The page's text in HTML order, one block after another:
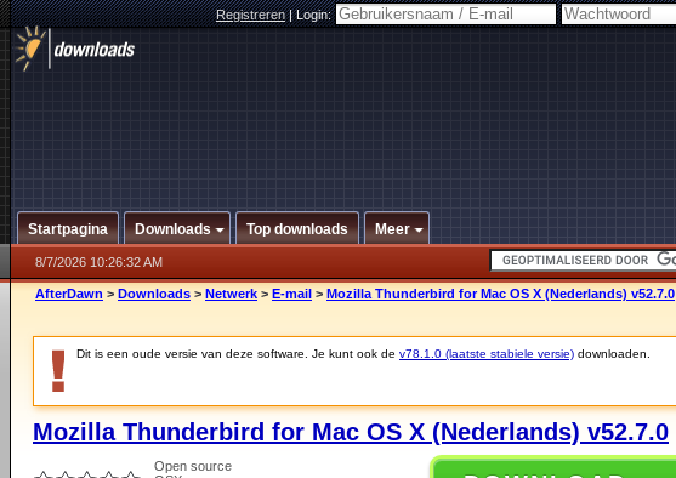
Registreren|Login:
Startpagina Downloads Top downloads Meer
8/7/2026 10:26:32 AM
AfterDawn > Downloads > Netwerk > E-mail > Mozilla Thunderbird for Mac OS X (Nederlands) v52.7.0
Dit is een oude versie van deze software. Je kunt ook de v78.1.0 (laatste stabiele versie) downloaden.
Mozilla Thunderbird for Mac OS X (Nederlands) v52.7.0
Open source